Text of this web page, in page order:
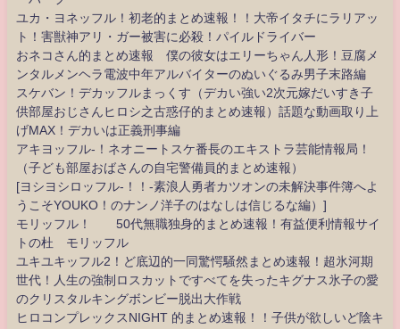
ユカ・ヨネッフル！初老的まとめ速報！！大帝イタチにラリアッ
ト！害獣神アリ・ガー被害に必殺！パイルドライバー
おネコさん的まとめ速報 僕の彼女はエリーちゃん人形！豆腐メ
ンタルメンヘラ電波中年アルバイターのぬいぐるみ男子末路編
スケバン！デカッフルまっくす（デカい強い2次元嫁だいすき子
供部屋おじさんヒロシ之古惑仔的まとめ速報）話題な動画取り上
げMAX！デカいは正義刑事編
アキヨッフル-！ネオニートスケ番長のエキストラ芸能情報局！
（子ども部屋おばさんの自宅警備員的まとめ速報）
[ヨシヨシロッフル-！！-素浪人勇者カツオンの未解決事件簿へよ
うこそYOUKO！のナンノ洋子のはなしは信じるな編）]
モリッフル！ 50代無職独身的まとめ速報！有益便利情報サイ
トの杜 モリッフル
ユキユキッフル2！ど底辺的一同驚愕騒然まとめ速報！超氷河期
世代！人生の強制ロスカットですべてを失ったキグナス氷子の愛
のクリスタルキングボンビー脱出大作戦
ヒロコンプレックスNIGHT 的まとめ速報！！子供が欲しいど陰キ